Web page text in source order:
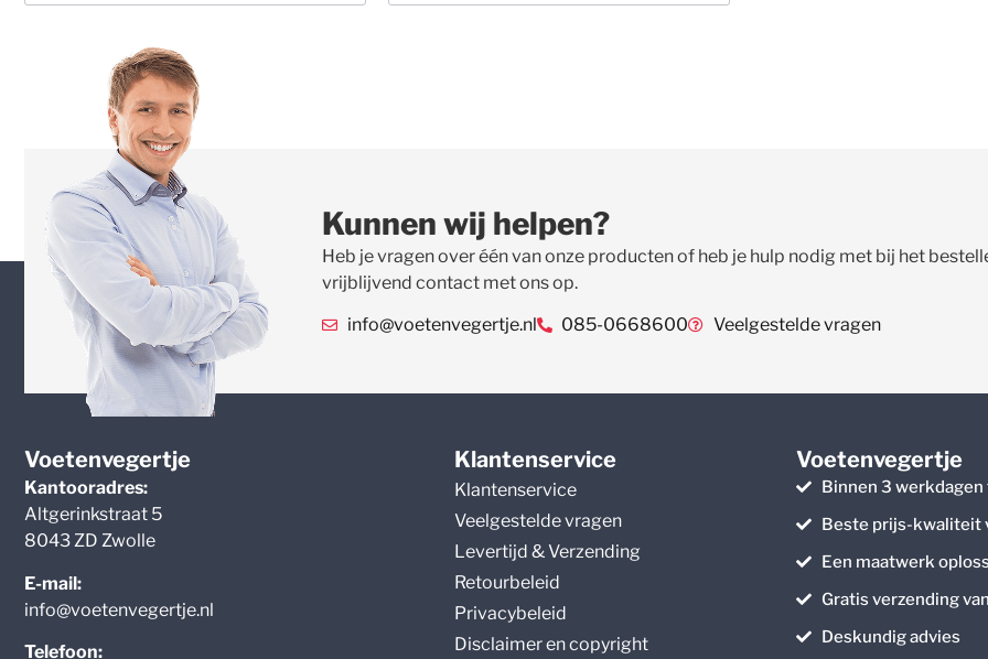
Kunnen wij helpen?
Heb je vragen over één van onze producten of heb je hulp nodig met bij het
vrijblijvend contact met ons op.
info@voetenvegertje.nl 085-0668600 Veelgestelde vragen
Voetenvegertje
Kantooradres:
Altgerinkstraat 5
8043 ZD Zwolle
E-mail:
info@voetenvegertje.nl
Telefoon:
Klantenservice
Klantenservice
Veelgestelde vragen
Levertijd & Verzending
Retourbeleid
Privacybeleid
Disclaimer en copyright
Voetenvegertje
Binnen 3
Beste prijs-kwaliteit
Een maatwerk
Gratis verzending
Deskundig advies